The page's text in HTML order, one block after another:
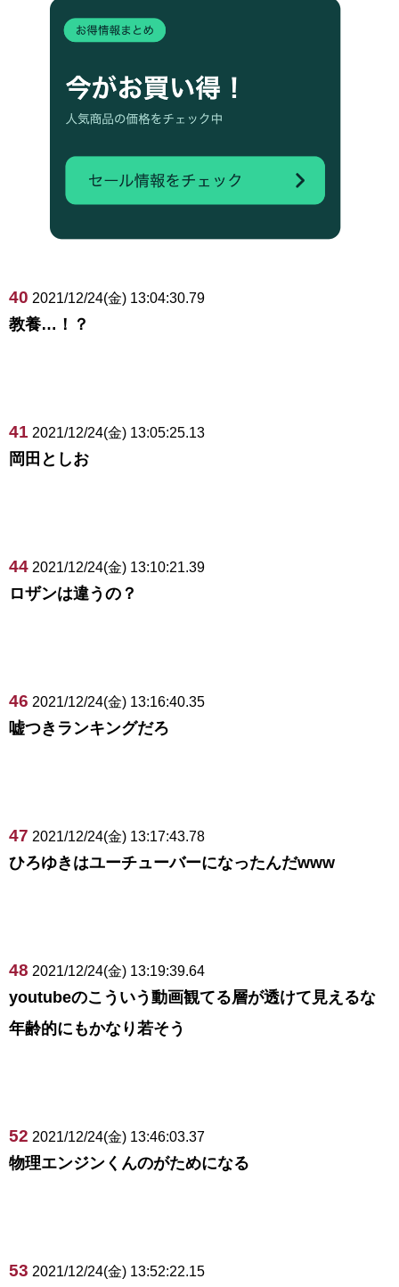
40 2021/12/24(金) 13:04:30.79
教養…！？
41 2021/12/24(金) 13:05:25.13
岡田としお
44 2021/12/24(金) 13:10:21.39
ロザンは違うの？
46 2021/12/24(金) 13:16:40.35
嘘つきランキングだろ
47 2021/12/24(金) 13:17:43.78
ひろゆきはユーチューバーになったんだwww
48 2021/12/24(金) 13:19:39.64
youtubeのこういう動画観てる層が透けて見えるな
年齢的にもかなり若そう
52 2021/12/24(金) 13:46:03.37
物理エンジンくんのがためになる
53 2021/12/24(金) 13:52:22.15